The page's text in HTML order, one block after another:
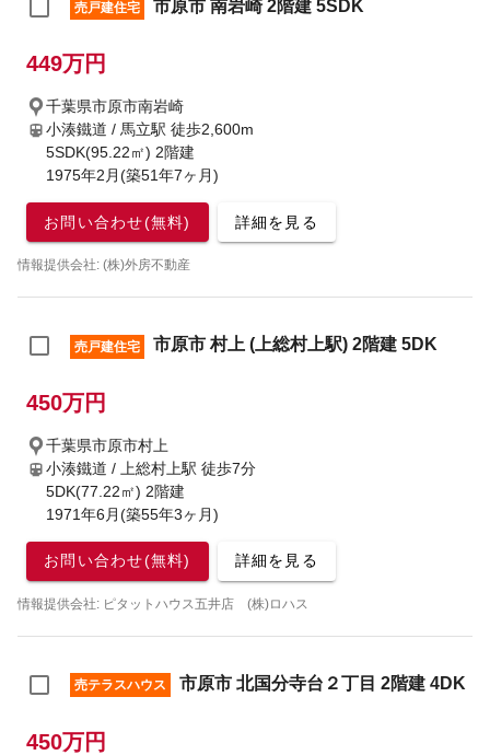
売戸建住宅 市原市 南岩崎 2階建 5SDK
449万円
千葉県市原市南岩崎
小湊鐵道 / 馬立駅 徒歩2,600m
5SDK(95.22㎡) 2階建
1975年2月(築51年7ヶ月)
お問い合わせ(無料) 詳細を見る
情報提供会社: (株)外房不動産
売戸建住宅 市原市 村上 (上総村上駅) 2階建 5DK
450万円
千葉県市原市村上
小湊鐵道 / 上総村上駅 徒歩7分
5DK(77.22㎡) 2階建
1971年6月(築55年3ヶ月)
お問い合わせ(無料) 詳細を見る
情報提供会社: ピタットハウス五井店 (株)ロハス
売テラスハウス 市原市 北国分寺台２丁目 2階建 4DK
450万円